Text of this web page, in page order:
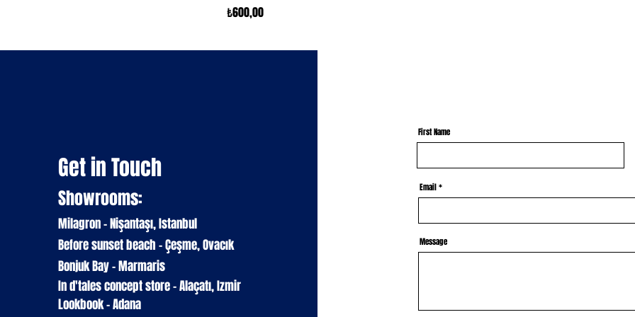
Fiyat
₺600,00
Get in Touch
Showrooms:
Milagron - Nişantaşı, Istanbul
Before sunset beach - Çeşme, Ovacık
Bonjuk Bay - Marmaris
In d'talesconceptstore- Alaçatı, Izmir
Lookbook - Adana
First Name
Email
Message